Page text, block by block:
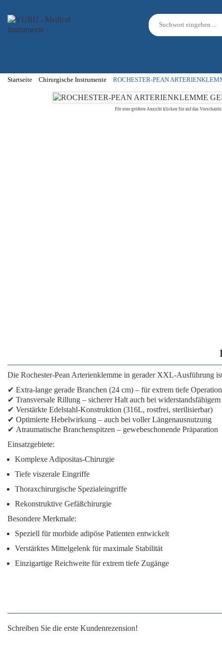
Startseite Chirurgische Instrumente ROCHESTER-PEAN
Für eine größere Ansicht klicken Sie auf das
Die Rochester-Pean Arterienklemme in gerader XXL-Ausführung
✔ Extra-lange gerade Branchen (24 cm) – für extrem tiefe
✔ Transversale Rillung – sicherer Halt auch bei
✔ Verstärkte Edelstahl-Konstruktion (316L, rostfrei, sterilisierbar)
✔ Optimierte Hebelwirkung – auch bei voller Längenausnutzung
✔ Atraumatische Branchenspitzen – gewebeschonende Präparation
Einsatzgebiete:
Komplexe Adipositas-Chirurgie
Tiefe viszerale Eingriffe
Thoraxchirurgische Spezialeingriffe
Rekonstruktive Gefäßchirurgie
Besondere Merkmale:
Speziell für morbide adipöse Patienten entwickelt
Verstärktes Mittelgelenk für maximale Stabilität
Einzigartige Reichweite für extrem tiefe Zugänge
Schreiben Sie die erste Kundenrezension!